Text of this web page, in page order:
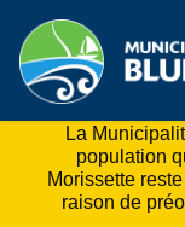
(Citoyens )
La
population
Morissette
raison de